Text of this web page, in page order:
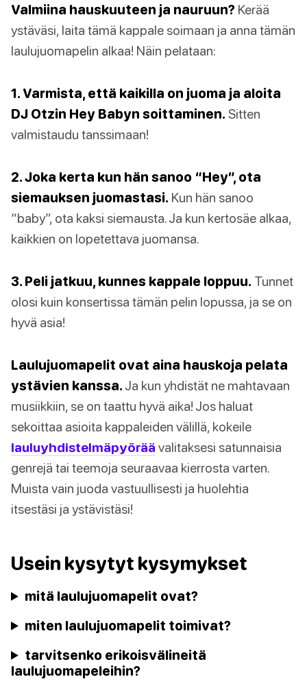
Valmiina hauskuuteen ja nauruun? Kerää
ystäväsi, laita tämä kappale soimaan ja anna tämän
laulujuomapelin alkaa! Näin pelataan:
1. Varmista, että kaikilla on juoma ja aloita
DJ Otzin Hey Babyn soittaminen. Sitten
valmistaudu tanssimaan!
2. Joka kerta kun hän sanoo “Hey”, ota
siemauksen juomastasi. Kun hän sanoo
“baby”, ota kaksi siemausta. Ja kun kertosäe alkaa,
kaikkien on lopetettava juomansa.
3. Peli jatkuu, kunnes kappale loppuu. Tunnet
olosi kuin konsertissa tämän pelin lopussa, ja se on
hyvä asia!
Laulujuomapelit ovat aina hauskoja pelata
ystävien kanssa. Ja kun yhdistät ne mahtavaan
musiikkiin, se on taattu hyvä aika! Jos haluat
sekoittaa asioita kappaleiden välillä, kokeile
lauluyhdistelmäpyörää valitaksesi satunnaisia
genrejä tai teemoja seuraavaa kierrosta varten.
Muista vain juoda vastuullisesti ja huolehtia
itsestäsi ja ystävistäsi!
Usein kysytyt kysymykset
mitä laulujuomapelit ovat?
miten laulujuomapelit toimivat?
tarvitsenko erikoisvälineitä
laulujuomapeleihin?